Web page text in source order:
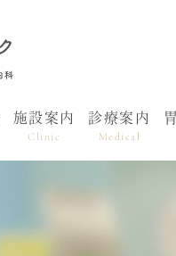
施設案内
Clinic
診療案内
Medical